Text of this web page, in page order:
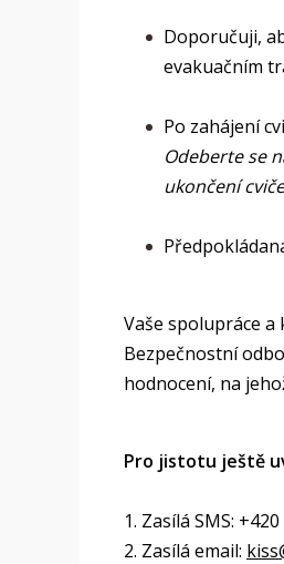
Doporučuji,
evakuačním
Po zahájení
Odeberte se
ukončení
Vaše spolupráce
Bezpečnostní
hodnocení, na
Pro jistotu ještě
1. Zasílá SMS:
2. Zasílá email: